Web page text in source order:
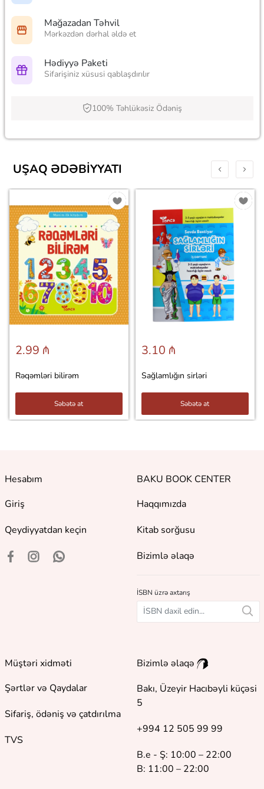
Mağazadan Təhvil
Mərkəzdən dərhal əldə et
Hədiyyə Paketi
Sifarişiniz xüsusi qablaşdırılır
100% Təhlükəsiz Ödəniş
UŞAQ ƏDƏBIYYATI
2.99 ₼
Rəqəmləri bilirəm
Səbətə at
3.10 ₼
Sağlamlığın sirləri
Səbətə at
Hesabım
Giriş
Qeydiyyatdan keçin
BAKU BOOK CENTER
Haqqımızda
Kitab sorğusu
Bizimlə əlaqə
İSBN üzrə axtarış
Müştəri xidməti
Şərtlər və Qaydalar
Sifariş, ödəniş və çatdırılma
TVS
Bizimlə əlaqə
Bakı, Üzeyir Hacıbəyli küçəsi
5
+994 12 505 99 99
B.e - Ş: 10:00 – 22:00
B: 11:00 – 22:00